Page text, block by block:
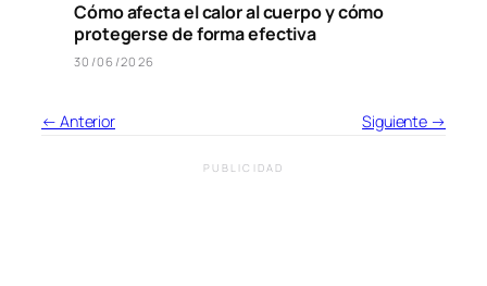
Cómo afecta el calor al cuerpo y cómo
protegerse de forma efectiva
30/06/2026
← Anterior Siguiente →
PUBLICIDAD